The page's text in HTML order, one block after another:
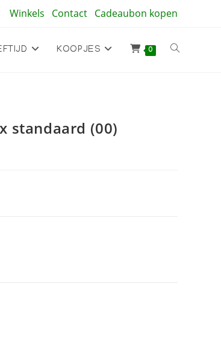
Winkels Contact Cadeaubon kopen
KOOPJES 0 Toggle
standaard (00)